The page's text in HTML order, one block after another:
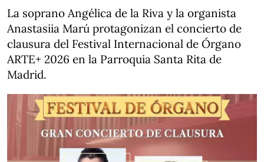
La soprano Angélica de la Riva y la organista
Anastasiia Marú protagonizan el concierto de
clausura del Festival Internacional de Órgano
ARTE+ 2026 en la Parroquia Santa Rita de
Madrid.